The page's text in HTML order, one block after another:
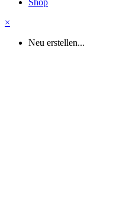
Shop
×
Neu erstellen...